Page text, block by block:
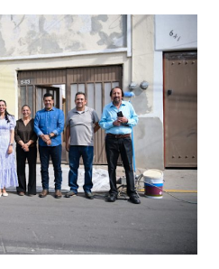
deberías saber. Pero incluso
sexuales no son expertos
hay algo nuevo que
que conocer. Si eres una
sexuales, tal vez
y no puedas esperar para
persona con
es mejor cuando ambas partes